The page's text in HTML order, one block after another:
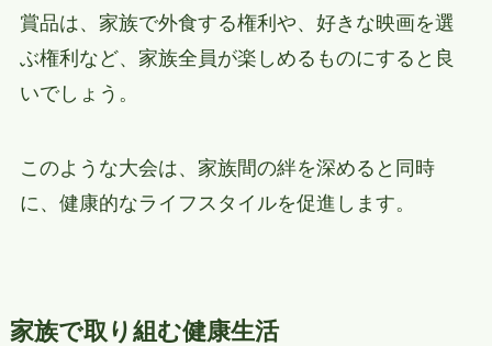
賞品は、家族で外食する権利や、好きな映画を選
ぶ権利など、家族全員が楽しめるものにすると良
いでしょう。
このような大会は、家族間の絆を深めると同時
に、健康的なライフスタイルを促進します。
家族で取り組む健康生活